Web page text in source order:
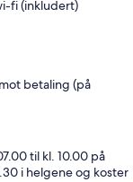
fi (inkludert)
betaling (på
til kl. 10.00 på
i helgene og koster